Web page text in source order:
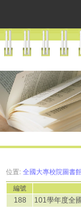
位置: 全國大專校院圖書
編號
188 101學年度全